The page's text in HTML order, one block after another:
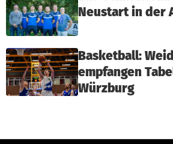
Neustart in der
Basketball:
empfangen
Würzburg